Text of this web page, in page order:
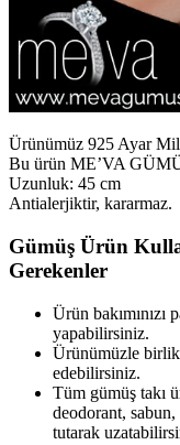
Ürünümüz 925 Ayar
Bu ürün ME’VA
Uzunluk: 45 cm
Antialerjiktir, kararmaz.
Gümüş Ürün
Gerekenler
Ürün
yapabilirsiniz.
Ürünümüzle
edebilirsiniz.
Tüm gümüş takı
deodorant,
tutarak